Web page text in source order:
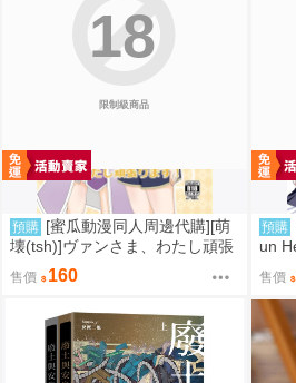
限制級商品
18
預購 [蜜瓜動漫同人周邊代購][萌
壊(tsh)]ヴァンさま、わたし頑張
ります!(同人誌)
售價 160
預購
un
お
(同
售價